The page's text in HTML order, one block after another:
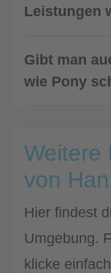
Leistungen
Gibt man
wie Pony
Weitere
von
Hier findest
Umgebung.
klicke